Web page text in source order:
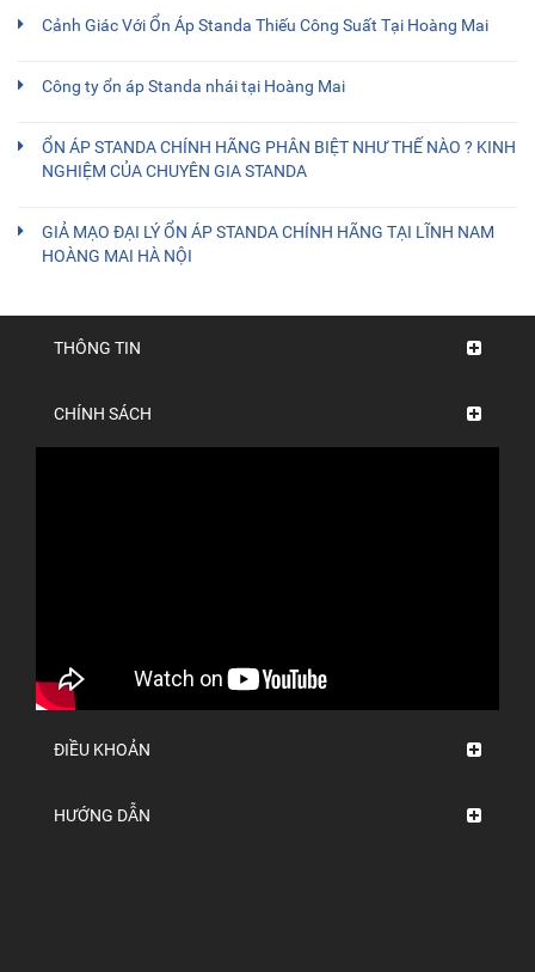
Cảnh Giác Với Ổn Áp Standa Thiếu Công Suất Tại Hoàng Mai
Công ty ổn áp Standa nhái tại Hoàng Mai
ỔN ÁP STANDA CHÍNH HÃNG PHÂN BIỆT NHƯ THẾ NÀO ? KINH
NGHIỆM CỦA CHUYÊN GIA STANDA
GIẢ MẠO ĐẠI LÝ ỔN ÁP STANDA CHÍNH HÃNG TẠI LĨNH NAM
HOÀNG MAI HÀ NỘI
THÔNG TIN
CHÍNH SÁCH
ĐIỀU KHOẢN
HƯỚNG DẪN